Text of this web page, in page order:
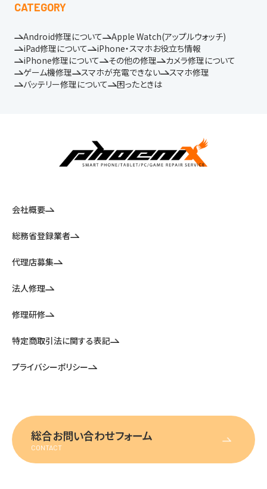
CATEGORY
Android修理について
Apple Watch(アップルウォッチ)
iPad修理について
iPhone・スマホお役立ち情報
iPhone修理について
その他の修理
カメラ修理について
ゲーム機修理
スマホが充電できない
スマホ修理
バッテリー修理について
困ったときは
会社概要
総務省登録業者
代理店募集
法人修理
修理研修
特定商取引法に関する表記
プライバシーポリシー
総合お問い合わせフォーム
CONTACT